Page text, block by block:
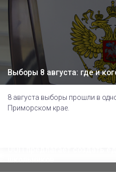
Выборы 8 августа: где и
8 августа выборы прошли в
Приморском крае.